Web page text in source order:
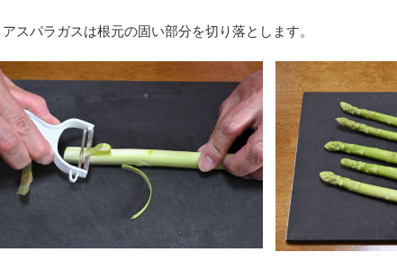
アスパラガスは根元の固い部分を切り落とします。